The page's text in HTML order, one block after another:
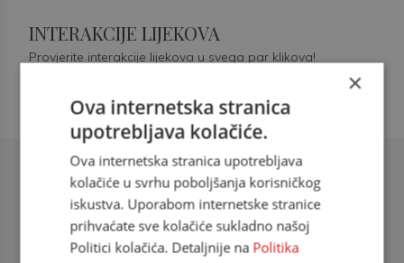
Šećerna bolest tip 2 = kardiovaskularna
doc. dr. sc. Višnja Kokić Maleš,
dr.med., specijalististica
INTERAKCIJE LIJEKOVA
Provjerite interakcije lijekova u svega par klikova!
×
Ova internetska stranica
upotrebljava kolačiće.
Ova internetska stranica upotrebljava
kolačiće u svrhu poboljšanja korisničkog
iskustva. Uporabom internetske stranice
prihvaćate sve kolačiće sukladno našoj
Politici kolačića. Detaljnije na Politika